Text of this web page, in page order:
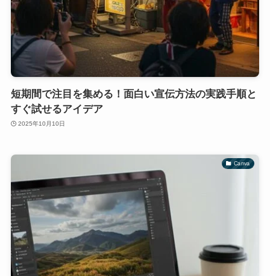
短期間で注目を集める！面白い宣伝方法の実践手順と
すぐ試せるアイデア
2025年10月10日
Canva